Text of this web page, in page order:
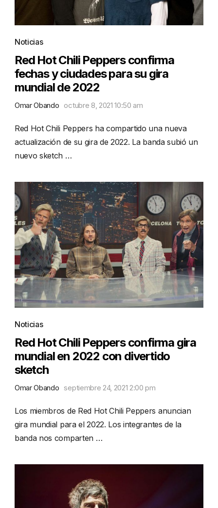
Noticias
Red Hot Chili Peppers confirma
fechas y ciudades para su gira
mundial de 2022
Omar Obando octubre 8, 2021 10:50 am
Red Hot Chili Peppers ha compartido una nueva
actualización de su gira de 2022. La banda subió un
nuevo sketch …
Noticias
Red Hot Chili Peppers confirma gira
mundial en 2022 con divertido
sketch
Omar Obando septiembre 24, 2021 2:00 pm
Los miembros de Red Hot Chili Peppers anuncian
gira mundial para el 2022. Los integrantes de la
banda nos comparten …